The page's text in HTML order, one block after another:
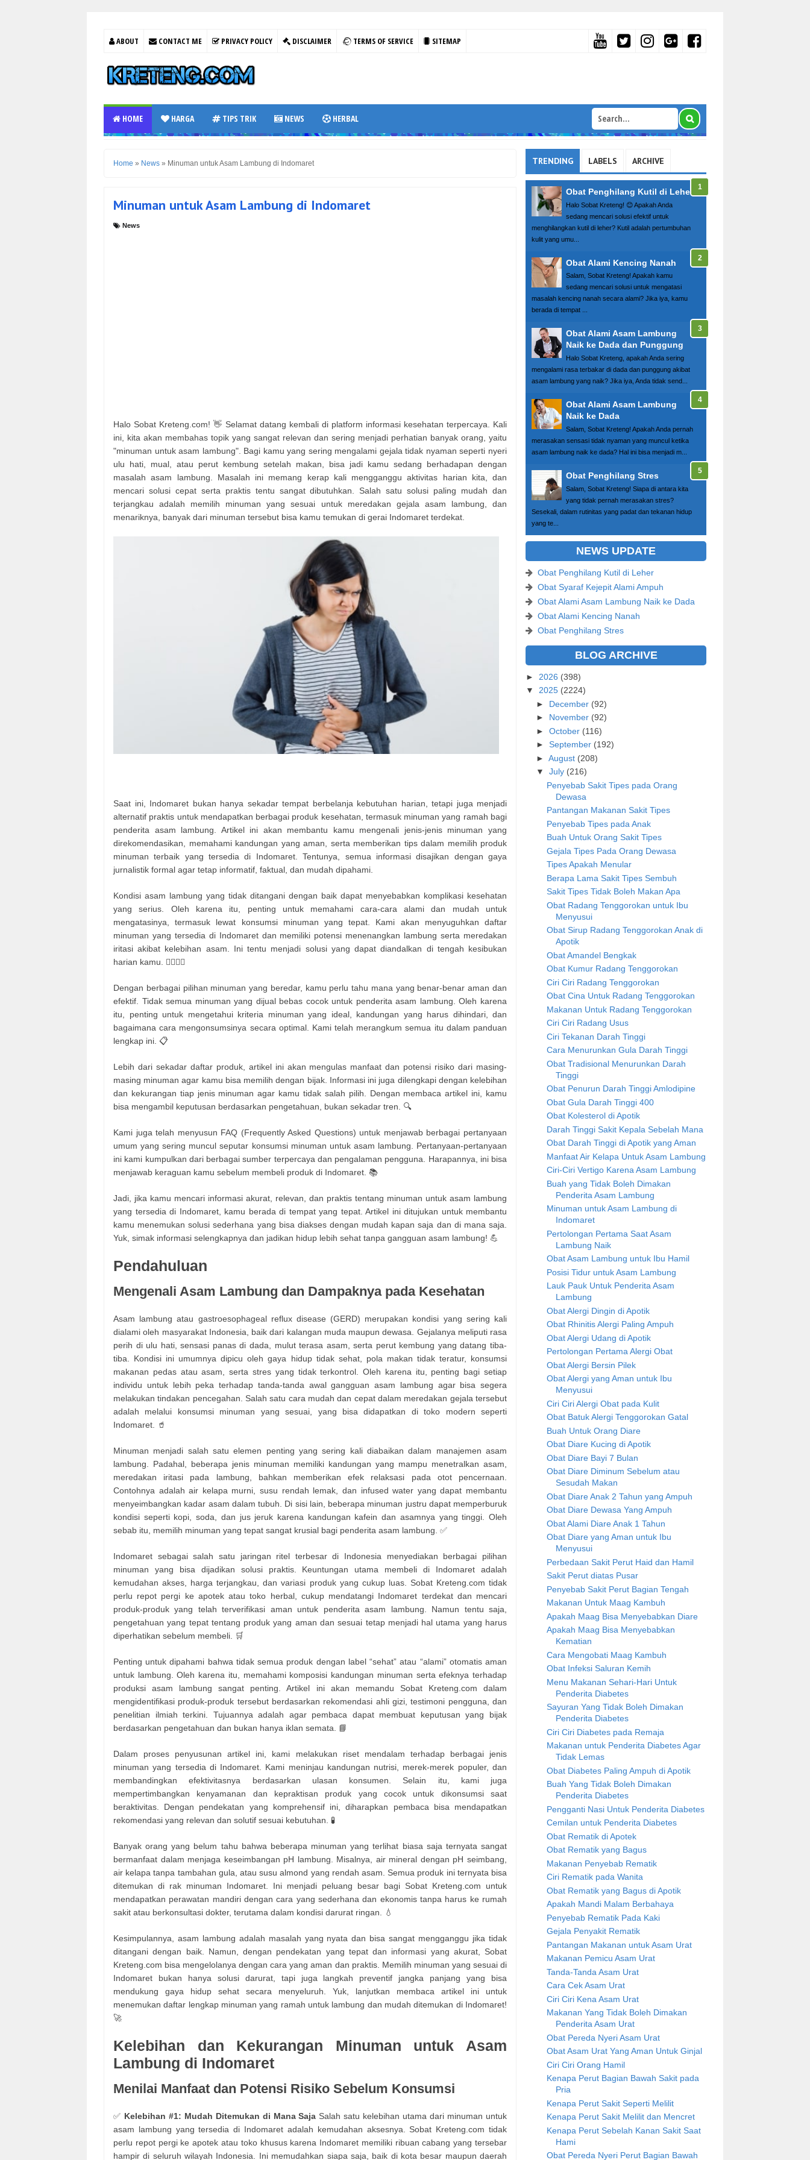
ABOUT CONTACT ME PRIVACY POLICY DISCLAIMER TERMS OF SERVICE SITEMAP
HOME HARGA TIPS TRIK NEWS HERBAL
Home » News » Minuman untuk Asam Lambung di Indomaret
Minuman untuk Asam Lambung di Indomaret
News
Halo Sobat Kreteng.com! 👋 Selamat datang kembali di platform informasi kesehatan terpercaya. Kali
ini, kita akan membahas topik yang sangat relevan dan sering menjadi perhatian banyak orang, yaitu
"minuman untuk asam lambung". Bagi kamu yang sering mengalami gejala tidak nyaman seperti nyeri
ulu hati, mual, atau perut kembung setelah makan, bisa jadi kamu sedang berhadapan dengan
masalah asam lambung. Masalah ini memang kerap kali mengganggu aktivitas harian kita, dan
mencari solusi cepat serta praktis tentu sangat dibutuhkan. Salah satu solusi paling mudah dan
terjangkau adalah memilih minuman yang sesuai untuk meredakan gejala asam lambung, dan
menariknya, banyak dari minuman tersebut bisa kamu temukan di gerai Indomaret terdekat.
Saat ini, Indomaret bukan hanya sekadar tempat berbelanja kebutuhan harian, tetapi juga menjadi
alternatif praktis untuk mendapatkan berbagai produk kesehatan, termasuk minuman yang ramah bagi
penderita asam lambung. Artikel ini akan membantu kamu mengenali jenis-jenis minuman yang
direkomendasikan, memahami kandungan yang aman, serta memberikan tips dalam memilih produk
minuman terbaik yang tersedia di Indomaret. Tentunya, semua informasi disajikan dengan gaya
jurnalistik formal agar tetap informatif, faktual, dan mudah dipahami.
Kondisi asam lambung yang tidak ditangani dengan baik dapat menyebabkan komplikasi kesehatan
yang serius. Oleh karena itu, penting untuk memahami cara-cara alami dan mudah untuk
mengatasinya, termasuk lewat konsumsi minuman yang tepat. Kami akan menyuguhkan daftar
minuman yang tersedia di Indomaret dan memiliki potensi menenangkan lambung serta meredakan
iritasi akibat kelebihan asam. Ini tentu menjadi solusi yang dapat diandalkan di tengah kesibukan
harian kamu. 🚶‍♂️🚶‍♀️
Dengan berbagai pilihan minuman yang beredar, kamu perlu tahu mana yang benar-benar aman dan
efektif. Tidak semua minuman yang dijual bebas cocok untuk penderita asam lambung. Oleh karena
itu, penting untuk mengetahui kriteria minuman yang ideal, kandungan yang harus dihindari, dan
bagaimana cara mengonsumsinya secara optimal. Kami telah merangkum semua itu dalam panduan
lengkap ini. 📋
Lebih dari sekadar daftar produk, artikel ini akan mengulas manfaat dan potensi risiko dari masing-
masing minuman agar kamu bisa memilih dengan bijak. Informasi ini juga dilengkapi dengan kelebihan
dan kekurangan tiap jenis minuman agar kamu tidak salah pilih. Dengan membaca artikel ini, kamu
bisa mengambil keputusan berdasarkan pengetahuan, bukan sekadar tren. 🔍
Kami juga telah menyusun FAQ (Frequently Asked Questions) untuk menjawab berbagai pertanyaan
umum yang sering muncul seputar konsumsi minuman untuk asam lambung. Pertanyaan-pertanyaan
ini kami kumpulkan dari berbagai sumber terpercaya dan pengalaman pengguna. Harapannya, ini bisa
menjawab keraguan kamu sebelum membeli produk di Indomaret. 📚
Jadi, jika kamu mencari informasi akurat, relevan, dan praktis tentang minuman untuk asam lambung
yang tersedia di Indomaret, kamu berada di tempat yang tepat. Artikel ini ditujukan untuk membantu
kamu menemukan solusi sederhana yang bisa diakses dengan mudah kapan saja dan di mana saja.
Yuk, simak informasi selengkapnya dan jadikan hidup lebih sehat tanpa gangguan asam lambung! 💪
Pendahuluan
Mengenali Asam Lambung dan Dampaknya pada Kesehatan
Asam lambung atau gastroesophageal reflux disease (GERD) merupakan kondisi yang sering kali
dialami oleh masyarakat Indonesia, baik dari kalangan muda maupun dewasa. Gejalanya meliputi rasa
perih di ulu hati, sensasi panas di dada, mulut terasa asam, serta perut kembung yang datang tiba-
tiba. Kondisi ini umumnya dipicu oleh gaya hidup tidak sehat, pola makan tidak teratur, konsumsi
makanan pedas atau asam, serta stres yang tidak terkontrol. Oleh karena itu, penting bagi setiap
individu untuk lebih peka terhadap tanda-tanda awal gangguan asam lambung agar bisa segera
melakukan tindakan pencegahan. Salah satu cara mudah dan cepat dalam meredakan gejala tersebut
adalah melalui konsumsi minuman yang sesuai, yang bisa didapatkan di toko modern seperti
Indomaret. 🥤
Minuman menjadi salah satu elemen penting yang sering kali diabaikan dalam manajemen asam
lambung. Padahal, beberapa jenis minuman memiliki kandungan yang mampu menetralkan asam,
meredakan iritasi pada lambung, bahkan memberikan efek relaksasi pada otot pencernaan.
Contohnya adalah air kelapa murni, susu rendah lemak, dan infused water yang dapat membantu
menyeimbangkan kadar asam dalam tubuh. Di sisi lain, beberapa minuman justru dapat memperburuk
kondisi seperti kopi, soda, dan jus jeruk karena kandungan kafein dan asamnya yang tinggi. Oleh
sebab itu, memilih minuman yang tepat sangat krusial bagi penderita asam lambung. ✅
Indomaret sebagai salah satu jaringan ritel terbesar di Indonesia menyediakan berbagai pilihan
minuman yang bisa dijadikan solusi praktis. Keuntungan utama membeli di Indomaret adalah
kemudahan akses, harga terjangkau, dan variasi produk yang cukup luas. Sobat Kreteng.com tidak
perlu repot pergi ke apotek atau toko herbal, cukup mendatangi Indomaret terdekat dan mencari
produk-produk yang telah terverifikasi aman untuk penderita asam lambung. Namun tentu saja,
pengetahuan yang tepat tentang produk yang aman dan sesuai tetap menjadi hal utama yang harus
diperhatikan sebelum membeli. 🛒
Penting untuk dipahami bahwa tidak semua produk dengan label “sehat” atau “alami” otomatis aman
untuk lambung. Oleh karena itu, memahami komposisi kandungan minuman serta efeknya terhadap
produksi asam lambung sangat penting. Artikel ini akan memandu Sobat Kreteng.com dalam
mengidentifikasi produk-produk tersebut berdasarkan rekomendasi ahli gizi, testimoni pengguna, dan
penelitian ilmiah terkini. Tujuannya adalah agar pembaca dapat membuat keputusan yang bijak
berdasarkan pengetahuan dan bukan hanya iklan semata. 📘
Dalam proses penyusunan artikel ini, kami melakukan riset mendalam terhadap berbagai jenis
minuman yang tersedia di Indomaret. Kami meninjau kandungan nutrisi, merek-merek populer, dan
membandingkan efektivitasnya berdasarkan ulasan konsumen. Selain itu, kami juga
mempertimbangkan kenyamanan dan kepraktisan produk yang cocok untuk dikonsumsi saat
beraktivitas. Dengan pendekatan yang komprehensif ini, diharapkan pembaca bisa mendapatkan
rekomendasi yang relevan dan solutif sesuai kebutuhan. 🧪
Banyak orang yang belum tahu bahwa beberapa minuman yang terlihat biasa saja ternyata sangat
bermanfaat dalam menjaga keseimbangan pH lambung. Misalnya, air mineral dengan pH seimbang,
air kelapa tanpa tambahan gula, atau susu almond yang rendah asam. Semua produk ini ternyata bisa
ditemukan di rak minuman Indomaret. Ini menjadi peluang besar bagi Sobat Kreteng.com untuk
mendapatkan perawatan mandiri dengan cara yang sederhana dan ekonomis tanpa harus ke rumah
sakit atau berkonsultasi dokter, terutama dalam kondisi darurat ringan. 💧
Kesimpulannya, asam lambung adalah masalah yang nyata dan bisa sangat mengganggu jika tidak
ditangani dengan baik. Namun, dengan pendekatan yang tepat dan informasi yang akurat, Sobat
Kreteng.com bisa mengelolanya dengan cara yang aman dan praktis. Memilih minuman yang sesuai di
Indomaret bukan hanya solusi darurat, tapi juga langkah preventif jangka panjang yang bisa
mendukung gaya hidup sehat secara menyeluruh. Yuk, lanjutkan membaca artikel ini untuk
menemukan daftar lengkap minuman yang ramah untuk lambung dan mudah ditemukan di Indomaret!
🚀
Kelebihan dan Kekurangan Minuman untuk Asam
Lambung di Indomaret
Menilai Manfaat dan Potensi Risiko Sebelum Konsumsi
✅ Kelebihan #1: Mudah Ditemukan di Mana Saja Salah satu kelebihan utama dari minuman untuk
asam lambung yang tersedia di Indomaret adalah kemudahan aksesnya. Sobat Kreteng.com tidak
perlu repot pergi ke apotek atau toko khusus karena Indomaret memiliki ribuan cabang yang tersebar
hampir di seluruh wilayah Indonesia. Ini memudahkan siapa saja, baik di kota besar maupun daerah
TRENDING LABELS ARCHIVE
Obat Penghilang Kutil di Leher
Halo Sobat Kreteng! 😊 Apakah Anda
sedang mencari solusi efektif untuk
menghilangkan kutil di leher? Kutil adalah pertumbuhan
kulit yang umu...
Obat Alami Kencing Nanah
Salam, Sobat Kreteng! Apakah kamu
sedang mencari solusi untuk mengatasi
masalah kencing nanah secara alami? Jika iya, kamu
berada di tempat ...
Obat Alami Asam Lambung
Naik ke Dada dan Punggung
Halo Sobat Kreteng, apakah Anda sering
mengalami rasa terbakar di dada dan punggung akibat
asam lambung yang naik? Jika iya, Anda tidak send...
Obat Alami Asam Lambung
Naik ke Dada
Salam, Sobat Kreteng! Apakah Anda pernah
merasakan sensasi tidak nyaman yang muncul ketika
asam lambung naik ke dada? Hal ini bisa menjadi m...
Obat Penghilang Stres
Salam, Sobat Kreteng! Siapa di antara kita
yang tidak pernah merasakan stres?
Sesekali, dalam rutinitas yang padat dan tekanan hidup
yang te...
NEWS UPDATE
Obat Penghilang Kutil di Leher
Obat Syaraf Kejepit Alami Ampuh
Obat Alami Asam Lambung Naik ke Dada
Obat Alami Kencing Nanah
Obat Penghilang Stres
BLOG ARCHIVE
► 2026 (398)
▼ 2025 (2224)
► December (92)
► November (92)
► October (116)
► September (192)
► August (208)
▼ July (216)
Penyebab Sakit Tipes pada Orang
Dewasa
Pantangan Makanan Sakit Tipes
Penyebab Tipes pada Anak
Buah Untuk Orang Sakit Tipes
Gejala Tipes Pada Orang Dewasa
Tipes Apakah Menular
Berapa Lama Sakit Tipes Sembuh
Sakit Tipes Tidak Boleh Makan Apa
Obat Radang Tenggorokan untuk Ibu
Menyusui
Obat Sirup Radang Tenggorokan Anak di
Apotik
Obat Amandel Bengkak
Obat Kumur Radang Tenggorokan
Ciri Ciri Radang Tenggorokan
Obat Cina Untuk Radang Tenggorokan
Makanan Untuk Radang Tenggorokan
Ciri Ciri Radang Usus
Ciri Tekanan Darah Tinggi
Cara Menurunkan Gula Darah Tinggi
Obat Tradisional Menurunkan Darah
Tinggi
Obat Penurun Darah Tinggi Amlodipine
Obat Gula Darah Tinggi 400
Obat Kolesterol di Apotik
Darah Tinggi Sakit Kepala Sebelah Mana
Obat Darah Tinggi di Apotik yang Aman
Manfaat Air Kelapa Untuk Asam Lambung
Ciri-Ciri Vertigo Karena Asam Lambung
Buah yang Tidak Boleh Dimakan
Penderita Asam Lambung
Minuman untuk Asam Lambung di
Indomaret
Pertolongan Pertama Saat Asam
Lambung Naik
Obat Asam Lambung untuk Ibu Hamil
Posisi Tidur untuk Asam Lambung
Lauk Pauk Untuk Penderita Asam
Lambung
Obat Alergi Dingin di Apotik
Obat Rhinitis Alergi Paling Ampuh
Obat Alergi Udang di Apotik
Pertolongan Pertama Alergi Obat
Obat Alergi Bersin Pilek
Obat Alergi yang Aman untuk Ibu
Menyusui
Ciri Ciri Alergi Obat pada Kulit
Obat Batuk Alergi Tenggorokan Gatal
Buah Untuk Orang Diare
Obat Diare Kucing di Apotik
Obat Diare Bayi 7 Bulan
Obat Diare Diminum Sebelum atau
Sesudah Makan
Obat Diare Anak 2 Tahun yang Ampuh
Obat Diare Dewasa Yang Ampuh
Obat Alami Diare Anak 1 Tahun
Obat Diare yang Aman untuk Ibu
Menyusui
Perbedaan Sakit Perut Haid dan Hamil
Sakit Perut diatas Pusar
Penyebab Sakit Perut Bagian Tengah
Makanan Untuk Maag Kambuh
Apakah Maag Bisa Menyebabkan Diare
Apakah Maag Bisa Menyebabkan
Kematian
Cara Mengobati Maag Kambuh
Obat Infeksi Saluran Kemih
Menu Makanan Sehari-Hari Untuk
Penderita Diabetes
Sayuran Yang Tidak Boleh Dimakan
Penderita Diabetes
Ciri Ciri Diabetes pada Remaja
Makanan untuk Penderita Diabetes Agar
Tidak Lemas
Obat Diabetes Paling Ampuh di Apotik
Buah Yang Tidak Boleh Dimakan
Penderita Diabetes
Pengganti Nasi Untuk Penderita Diabetes
Cemilan untuk Penderita Diabetes
Obat Rematik di Apotek
Obat Rematik yang Bagus
Makanan Penyebab Rematik
Ciri Rematik pada Wanita
Obat Rematik yang Bagus di Apotik
Apakah Mandi Malam Berbahaya
Penyebab Rematik Pada Kaki
Gejala Penyakit Rematik
Pantangan Makanan untuk Asam Urat
Makanan Pemicu Asam Urat
Tanda-Tanda Asam Urat
Cara Cek Asam Urat
Ciri Ciri Kena Asam Urat
Makanan Yang Tidak Boleh Dimakan
Penderita Asam Urat
Obat Pereda Nyeri Asam Urat
Obat Asam Urat Yang Aman Untuk Ginjal
Ciri Ciri Orang Hamil
Kenapa Perut Bagian Bawah Sakit pada
Pria
Kenapa Perut Sakit Seperti Melilit
Kenapa Perut Sakit Melilit dan Mencret
Kenapa Perut Sebelah Kanan Sakit Saat
Hami
Obat Pereda Nyeri Perut Bagian Bawah